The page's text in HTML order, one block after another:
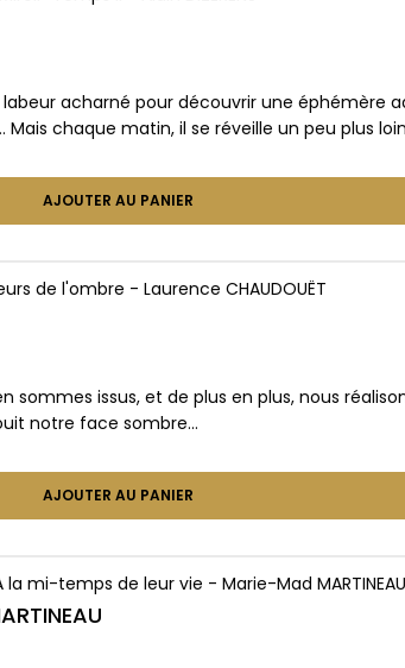
acharné pour découvrir une éphémère
chaque matin, il se réveille un peu plus
AJOUTER AU PANIER
sommes issus, et de plus en plus, nous
notre face sombre…
AJOUTER AU PANIER